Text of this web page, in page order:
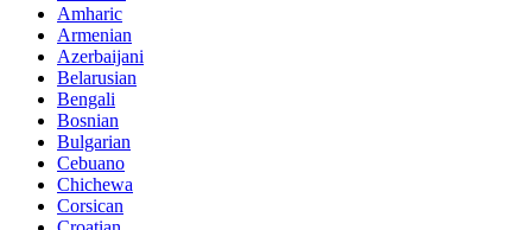
Amharic
Armenian
Azerbaijani
Belarusian
Bengali
Bosnian
Bulgarian
Cebuano
Chichewa
Corsican